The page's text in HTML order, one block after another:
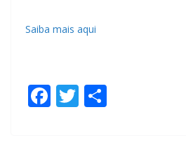
Saiba mais aqui
F T